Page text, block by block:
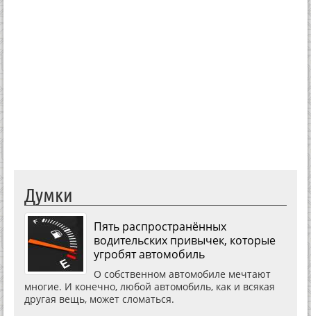
Думки
Пять распространённых
водительских привычек, которые
угробят автомобиль
О собственном автомобиле мечтают
многие. И конечно, любой автомобиль, как и всякая
другая вещь, может сломаться.